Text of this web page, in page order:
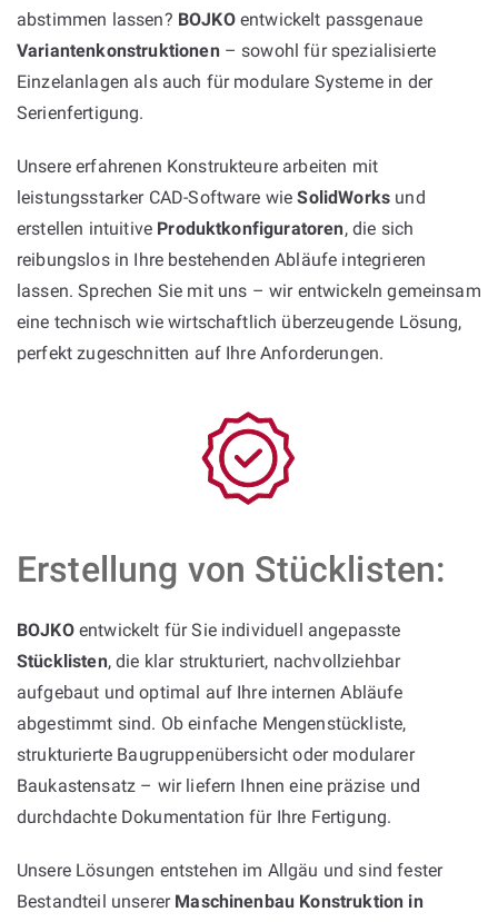
abstimmen lassen? BOJKOentwickelt passgenaue
Variantenkonstruktionen– sowohl für spezialisierte
Einzelanlagen als auch für modulare Systeme in der
Serienfertigung.
Unsere erfahrenen Konstrukteure arbeiten mit
leistungsstarker CAD-Software wieSolidWorks und
erstellen intuitive Produktkonfiguratoren, die sich
reibungslos in Ihre bestehenden Abläufe integrieren
lassen. Sprechen Sie mit uns – wir entwickeln gemeinsam
eine technisch wie wirtschaftlich überzeugende Lösung,
perfekt zugeschnitten auf Ihre Anforderungen.
Erstellung von Stücklisten:
BOJKOentwickelt für Sie individuell angepasste
Stücklisten, die klar strukturiert, nachvollziehbar
aufgebaut und optimal auf Ihre internen Abläufe
abgestimmt sind. Ob einfache Mengenstückliste,
strukturierte Baugruppenübersicht oder modularer
Baukastensatz – wir liefern Ihnen eine präzise und
durchdachte Dokumentation für Ihre Fertigung.
Unsere Lösungen entstehen im Allgäu und sind fester
Bestandteil unserer Maschinenbau Konstruktion in